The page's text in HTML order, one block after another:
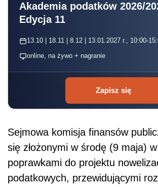
Akademia podatków 2026/
Edycja 11
13.10 | 18.11 | 8.12 | 13.01.2027 r., 10:00-
online, na żywo + nagranie
Zapisz się
Sejmowa komisja finansów
się złożonymi w środę (9 maja)
poprawkami do projektu
podatkowych, przewidującymi